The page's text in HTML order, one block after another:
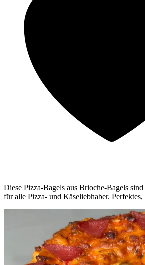
Diese Pizza-Bagels aus Brioche-Bagels
für alle Pizza- und Käseliebhaber. Perfektes,